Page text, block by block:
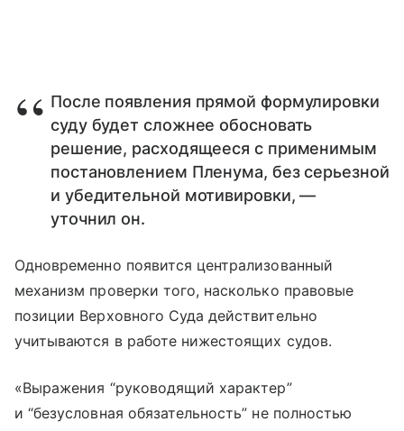
После появления прямой формулировки
суду будет сложнее обосновать
решение, расходящееся с применимым
постановлением Пленума, без серьезной
и убедительной мотивировки, —
уточнил он.
Одновременно появится централизованный
механизм проверки того, насколько правовые
позиции Верховного Суда действительно
учитываются в работе нижестоящих судов.
«Выражения “руководящий характер”
и “безусловная обязательность” не полностью